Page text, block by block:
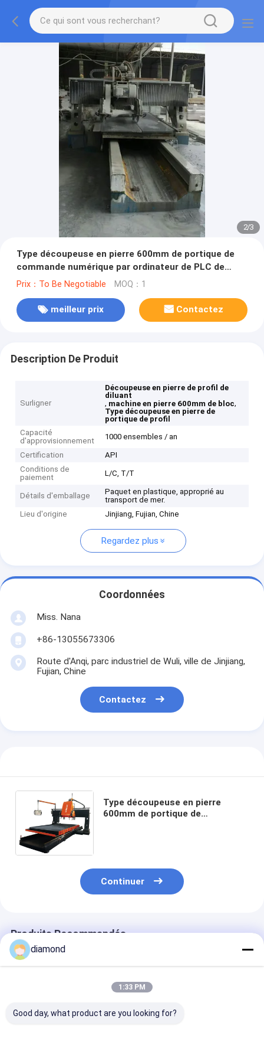
2/3
Type découpeuse en pierre 600mm de portique de
commande numérique par ordinateur de PLC de
profil de diluant linéaire
Prix：To Be Negotiable MOQ：1
meilleur prix Contactez
Description De Produit
Surligner
Découpeuse en pierre de profil de
diluant
, machine en pierre 600mm de bloc,
Type découpeuse en pierre de
portique de profil
Capacité
d'approvisionnement
1000 ensembles / an
Certification
API
Conditions de
paiement
L/C, T/T
Détails d'emballage
Paquet en plastique, approprié au
transport de mer.
Lieu d'origine
Jinjiang, Fujian, Chine
Regardez plus
Coordonnées
Miss. Nana
+86-13055673306
Route d'Anqi, parc industriel de Wuli, ville de Jinjiang,
Fujian, Chine
Contactez
Type découpeuse en pierre
600mm de portique de
Continuer
Produits Recommandés
diamond
1:33 PM
Good day, what product are you looking for?